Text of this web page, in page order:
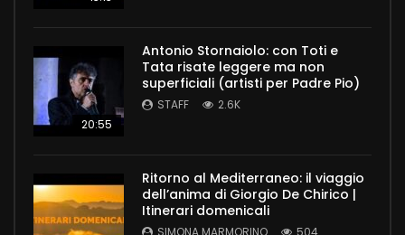
20:55
Antonio Stornaiolo: con Toti e
Tata risate leggere ma non
superficiali (artisti per Padre Pio)
STAFF 2.6K
Ritorno al Mediterraneo: il viaggio
dell’anima di Giorgio De Chirico |
Itinerari domenicali